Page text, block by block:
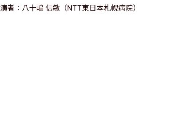
演者：八十嶋 信敏（NTT東日本札幌病院）